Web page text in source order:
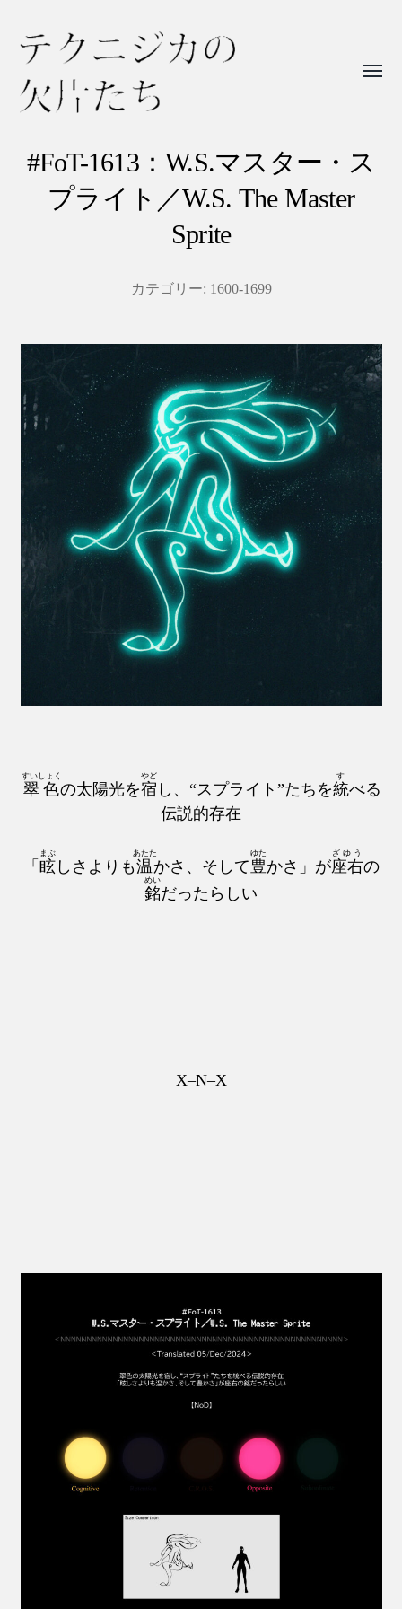
ク
た
ち
#FoT-1613：W.S.マスター・ス
プライト／W.S. The Master
Sprite
カテゴリー: 1600-1699
翠色
すいしょく
の太陽光を宿
やど
し、“スプライト”たちを統
す
べる
伝説的存在
「 眩
まぶ
しさよりも温
あたた
かさ、そして豊
ゆた
かさ」が座右
ざゆう
の
銘
めい
だったらしい
X–N–X